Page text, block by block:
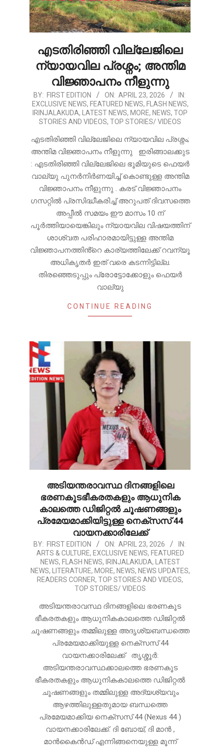
എടതിരിഞ്ഞി വില്ലേജിലെ
ന്യായവില പ്രശ്നം; അന്തിമ
വിജ്ഞാപനം നീളുന്നു
2026-
04-
BY: FIRST EDITION ON: APRIL 23, 2026
IN:
EXCLUSIVE NEWS, FEATURED NEWS, FLASH NEWS,
IRINJALAKUDA, LATEST NEWS, MORE, NEWS, TOP
STORIES AND VIDEOS, TOP STORIES/ VIDEOS
എടതിരിഞ്ഞി വില്ലേജിലെ ന്യായവില പ്രശ്നം;
അന്തിമ വിജ്ഞാപനം നീളുന്നു ഇരിങ്ങാലക്കുട
: എടതിരിഞ്ഞി വില്ലേജിലെ ഭൂമിയുടെ ഫെയർ
വാല്യു പുനർനിർണയിച്ച് കൊണ്ടുള്ള അന്തിമ
വിജ്ഞാപനം നീളുന്നു . കരട് വിജ്ഞാപനം
ഗസറ്റിൽ പ്രസിദ്ധീകരിച്ച് അറുപത് ദിവസത്തെ
അപ്പീൽ സമയം ഈ മാസം 10 ന്
പൂർത്തിയായെങ്കിലും ന്യായവില വിഷയത്തിന്
ശാശ്വത പരിഹാരമായിട്ടുള്ള അന്തിമ
വിജ്ഞാപനത്തിൻ്റെ കാര്യത്തിലേക്ക് റവന്യൂ
അധികൃതർ ഇത് വരെ കടന്നിട്ടില്ല.
തിരഞ്ഞെടുപ്പും പ്രോട്ടോക്കോളും ഫെയർ
വാല്യു
CONTINUE READING
അടിയന്തരാവസ്ഥ ദിനങ്ങളിലെ
ഭരണകൂടഭീകരതകളും ആധുനിക
കാലത്തെ ഡിജിറ്റൽ ചൂഷണങ്ങളും
പ്രമേയമാക്കിയിട്ടുള്ള നെക്സസ് 44
വായനക്കാരിലേക്ക്
2026-
04-
23
BY: FIRST EDITION ON: APRIL 23, 2026
IN:
ARTS & CULTURE, EXCLUSIVE NEWS, FEATURED
NEWS, FLASH NEWS, IRINJALAKUDA,
LATEST
NEWS, LITERATURE, MORE, NEWS, NEWS UPDATES,
READERS CORNER, TOP STORIES AND VIDEOS,
TOP STORIES/ VIDEOS
അടിയന്തരാവസ്ഥ ദിനങ്ങളിലെ ഭരണകൂട
ഭീകരതകളും ആധുനികകാലത്തെ ഡിജിറ്റൽ
ചൂഷണങ്ങളും തമ്മിലുള്ള അദൃശ്യബന്ധത്തെ
പ്രമേയമാക്കിയുള്ള നെക്സസ് 44
വായനക്കാരിലേക്ക് തൃശ്ശൂർ:
അടിയന്തരാവസ്ഥക്കാലത്തെ ഭരണകൂട
ഭീകരതകളും ആധുനികകാലത്തെ ഡിജിറ്റൽ
ചൂഷണങ്ങളും തമ്മിലുള്ള അദ്യശ്യവും
ആഴത്തിലുള്ളതുമായ ബന്ധത്തെ
പ്രമേയമാക്കിയ നെക്സസ് 44 (Nexus 44 )
വായനക്കാരിലേക്ക്. ദി ബോയ്, ദി മാൻ ,
മാൻകൈൻഡ് എന്നിങ്ങനെയുള്ള മൂന്ന്